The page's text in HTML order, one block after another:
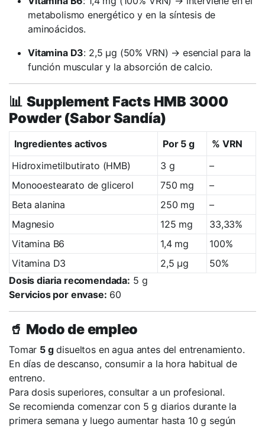
metabolismo energético y en la síntesis de
aminoácidos.
Vitamina D3: 2,5 µg (50% VRN) → esencial para la
función muscular y la absorción de calcio.
📊 Supplement Facts HMB 3000
Powder (Sabor Sandía)
Ingredientes activos Por 5 g
% VRN
Hidroximetilbutirato (HMB)
3 g
–
Monooestearato de glicerol
750 mg
–
Beta alanina
250 mg
–
Magnesio
125 mg
33,33%
Vitamina B6
1,4 mg
100%
Vitamina D3
2,5 µg
50%
Dosis diaria recomendada: 5 g
Servicios por envase: 60
🥤 Modo de empleo
Tomar 5 gdisueltos en agua antes del entrenamiento.
En días de descanso, consumir a la hora habitual de
entreno.
Para dosis superiores, consultar a un profesional.
Se recomienda comenzar con 5 g diarios durante la
primera semana y luego aumentar hasta 10 g según